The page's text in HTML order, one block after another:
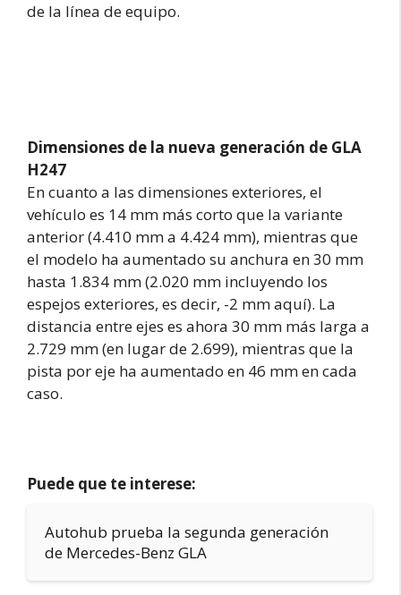
de la línea de equipo.
Dimensiones de la nueva generación de GLA
H247
En cuanto a las dimensiones exteriores, el
vehículo es 14 mm más corto que la variante
anterior (4.410 mm a 4.424 mm), mientras que
el modelo ha aumentado su anchura en 30 mm
hasta 1.834 mm (2.020 mm incluyendo los
espejos exteriores, es decir, -2 mm aquí). La
distancia entre ejes es ahora 30 mm más larga a
2.729 mm (en lugar de 2.699), mientras que la
pista por eje ha aumentado en 46 mm en cada
caso.
Puede que te interese:
Autohub prueba la segunda generación
de Mercedes-Benz GLA